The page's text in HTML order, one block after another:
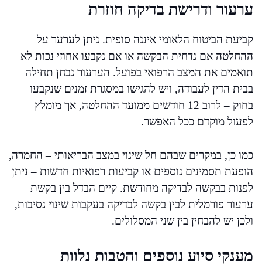
ערעור ודרישת בדיקה חוזרת
קביעת הביטוח הלאומי איננה סופית. ניתן לערער על
ההחלטה אם נדחית הבקשה או אם נקבעו אחוזי נכות לא
תואמים את המצב הרפואי בפועל. הערעור נבחן תחילה
בבית הדין לעבודה, ויש להגישו במסגרת זמנים שנקבעו
בחוק – לרוב 12 חודשים ממועד ההחלטה, אך מומלץ
לפעול מוקדם ככל האפשר.
כמו כן, במקרים שבהם חל שינוי במצב הבריאותי – החמרה,
הופעת תסמינים נוספים או קביעות רפואיות חדשות – ניתן
לפנות בבקשה לבדיקה מחודשת. קיים הבדל בין בקשת
ערעור פורמלית לבין בקשה לבדיקה בעקבות שינוי נסיבות,
ולכן יש להבחין בין שני המסלולים.
מענקי סיוע נוספים והטבות נלוות